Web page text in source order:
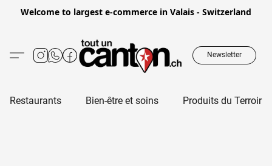
Welcome to largest e-commerce in Valais - Switzerland
Newsletter
Restaurants Bien-être et soins Produits du Terroir